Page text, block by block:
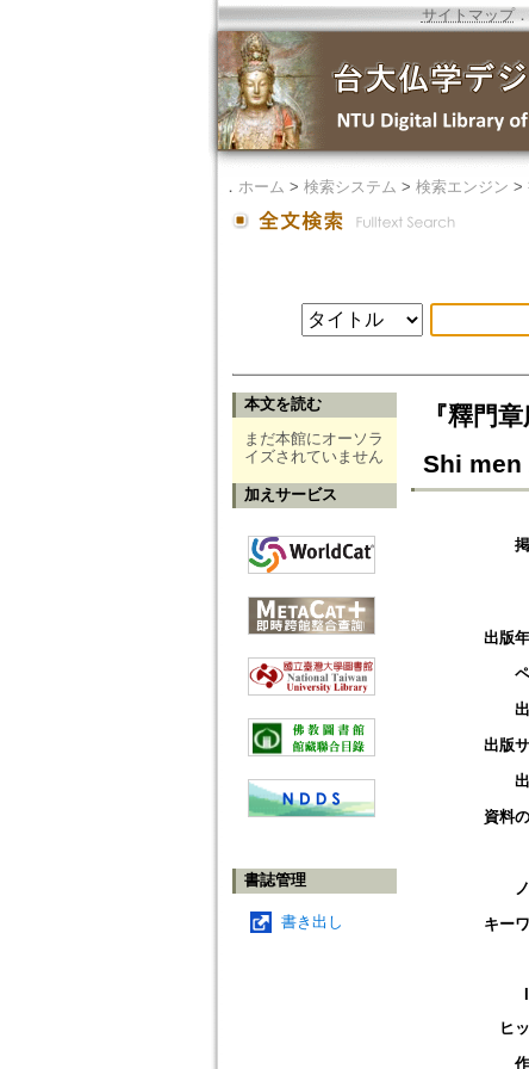
サイトマップ．
． ホーム > 検索システム > 検索エンジン >
本文を読む
まだ本館にオーソラ
イズされていません
加えサービス
書誌管理
書き出し
『釋門
Shi
出版
出版
資料
キー
ヒ